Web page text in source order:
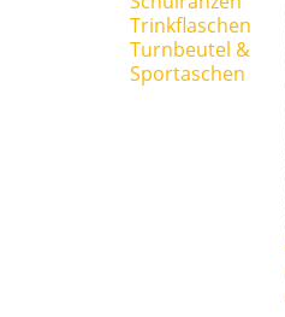
Trinkflaschen
Turnbeutel &
Sportaschen